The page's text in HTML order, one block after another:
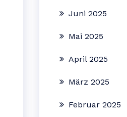
Juni 2025
Mai 2025
April 2025
März 2025
Februar 2025